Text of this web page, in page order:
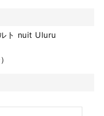
ト nuit Uluru